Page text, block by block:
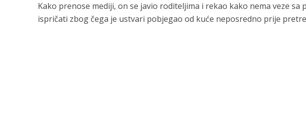
Kako prenose mediji, on se javio roditeljima i rekao kako nema veze sa
ispričati zbog čega je ustvari pobjegao od kuće neposredno prije